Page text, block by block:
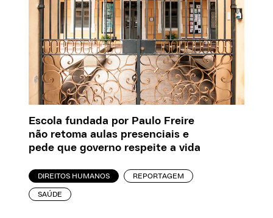
Escola fundada por Paulo Freire
não retoma aulas presenciais e
pede que governo respeite a vida
DIREITOS HUMANOS REPORTAGEM
SAÚDE